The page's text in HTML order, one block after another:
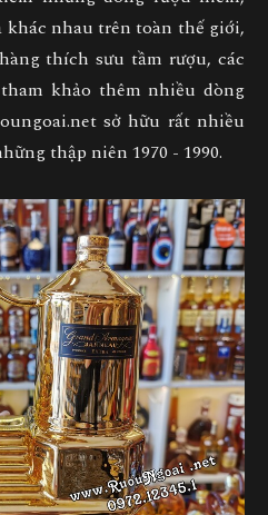
nhau trên toàn thế giới,
thích sưu tầm rượu, các
khảo thêm nhiều dòng
sở hữu rất nhiều
thập niên 1970 - 1990.